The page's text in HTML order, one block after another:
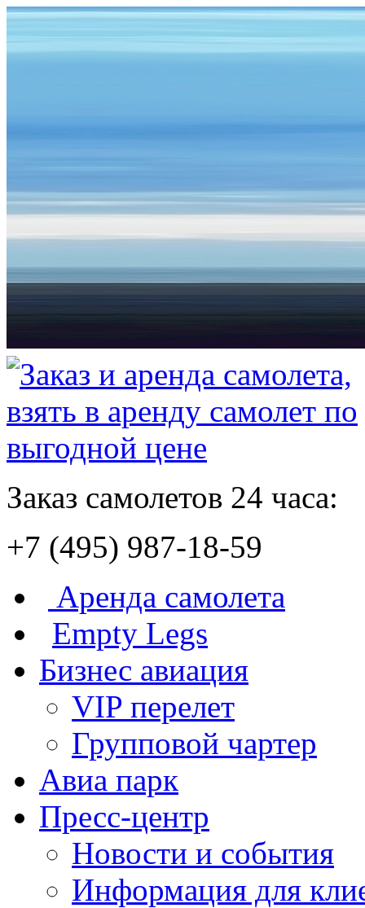
Заказ самолетов 24 часа:
+7 (495) 987-18-59
Аренда самолета
Empty Legs
Бизнес авиация
VIP перелет
Групповой чартер
Авиа парк
Пресс-центр
Новости и события
Информация для